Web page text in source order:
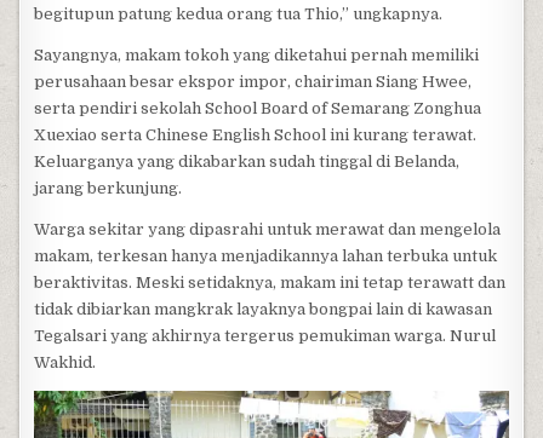
begitupun patung kedua orang tua Thio,” ungkapnya.
Sayangnya, makam tokoh yang diketahui pernah memiliki
perusahaan besar ekspor impor, chairiman Siang Hwee,
serta pendiri sekolah School Board of Semarang Zonghua
Xuexiao serta Chinese English School ini kurang terawat.
Keluarganya yang dikabarkan sudah tinggal di Belanda,
jarang berkunjung.
Warga sekitar yang dipasrahi untuk merawat dan mengelola
makam, terkesan hanya menjadikannya lahan terbuka untuk
beraktivitas. Meski setidaknya, makam ini tetap terawatt dan
tidak dibiarkan mangkrak layaknya bongpai lain di kawasan
Tegalsari yang akhirnya tergerus pemukiman warga. Nurul
Wakhid.